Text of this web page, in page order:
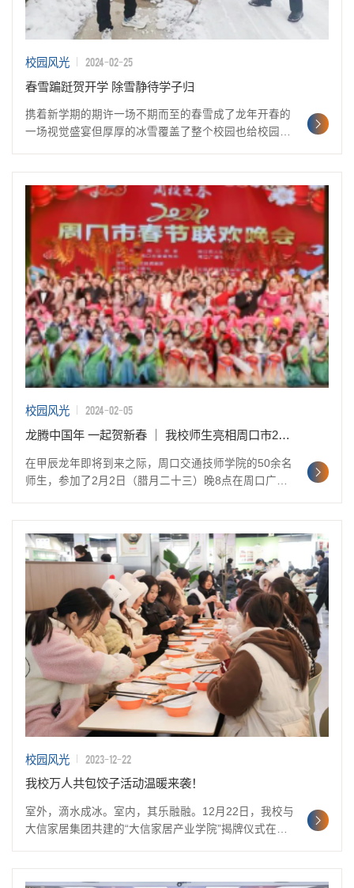
校园风光 2024-02-25
春雪蹁跹贺开学 除雪静待学子归
携着新学期的期许一场不期而至的春雪成了龙年开春的
一场视觉盛宴但厚厚的冰雪覆盖了整个校园也给校园安
日天气
校园风光 2024-02-05
龙腾中国年 一起贺新春 ｜ 我校师生亮相周口市2024年春节联欢晚会
在甲辰龙年即将到来之际，周口交通技师学院的50余名
师生，参加了2月2日（腊月二十三）晚8点在周口广播
校园风光 2023-12-22
我校万人共包饺子活动温暖来袭！
室外，滴水成冰。室内，其乐融融。12月22日，我校与
大信家居集团共建的“大信家居产业学院”揭牌仪式在我
市